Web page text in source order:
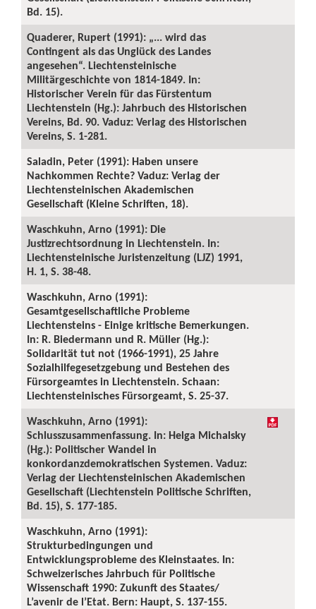
Bd. 15).
Quaderer, Rupert (1991): „... wird das
Contingent als das Unglück des Landes
angesehen“. Liechtensteinische
Militärgeschichte von 1814-1849. In:
Historischer Verein für das Fürstentum
Liechtenstein (Hg.): Jahrbuch des Historischen
Vereins, Bd. 90. Vaduz: Verlag des Historischen
Vereins, S. 1-281.
Saladin, Peter (1991): Haben unsere
Nachkommen Rechte? Vaduz: Verlag der
Liechtensteinischen Akademischen
Gesellschaft (Kleine Schriften, 18).
Waschkuhn, Arno (1991): Die
Justizrechtsordnung in Liechtenstein. In:
Liechtensteinische Juristenzeitung (LJZ) 1991,
H. 1, S. 38-48.
Waschkuhn, Arno (1991):
Gesamtgesellschaftliche Probleme
Liechtensteins - Einige kritische Bemerkungen.
In: R. Biedermann und R. Müller (Hg.):
Solidarität tut not (1966-1991), 25 Jahre
Sozialhilfegesetzgebung und Bestehen des
Fürsorgeamtes in Liechtenstein. Schaan:
Liechtensteinisches Fürsorgeamt, S. 25-37.
Waschkuhn, Arno (1991):
Schlusszusammenfassung. In: Helga Michalsky
(Hg.): Politischer Wandel in
konkordanzdemokratischen Systemen. Vaduz:
Verlag der Liechtensteinischen Akademischen
Gesellschaft (Liechtenstein Politische Schriften,
Bd. 15), S. 177-185.
Waschkuhn, Arno (1991):
Strukturbedingungen und
Entwicklungsprobleme des Kleinstaates. In:
Schweizerisches Jahrbuch für Politische
Wissenschaft 1990: Zukunft des Staates/
L’avenir de l’Etat. Bern: Haupt, S. 137-155.